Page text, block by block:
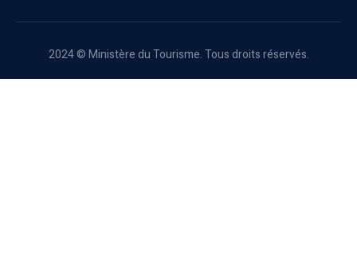
2024 © Ministère du Tourisme. Tous droits réservés.